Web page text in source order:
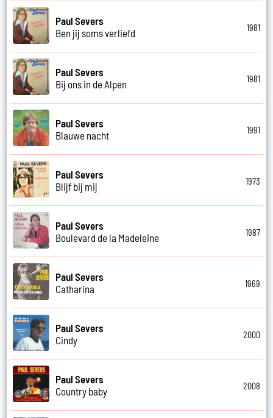
Paul Severs
Ben jij soms verliefd
1981
Paul Severs
Bij ons in de Alpen
1981
Paul Severs
Blauwe nacht
1991
Paul Severs
Blijf bij mij
1973
Paul Severs
Boulevard de la Madeleine
1987
Paul Severs
Catharina
1969
Paul Severs
Cindy
2000
Paul Severs
Country baby
2008